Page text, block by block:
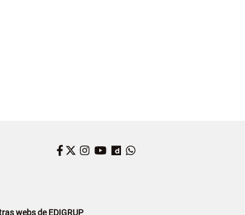
Facebook
Twitter
Instagram
YouTube
Dailymotion
webs de EDIGRUP